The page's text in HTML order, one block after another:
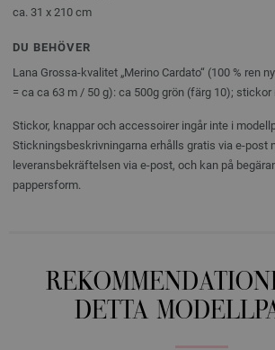
ca. 31 x 210 cm
DU BEHÖVER
Lana Grossa-kvalitet „Merino Cardato“ (100 % ren
= ca ca 63 m / 50 g): ca 500g grön (färg 10); stickor
Stickor, knappar och accessoirer ingår inte i
Stickningsbeskrivningarna erhålls gratis via e-post
leveransbekräftelsen via e-post, och kan på
pappersform.
DETTA